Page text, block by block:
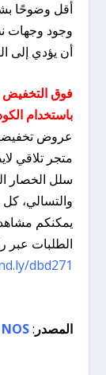
أقل وضوحًا
وجود وجهات
أن يؤدي إلى
باستخدام
عروض
متجر تلاقي
سلل الخصار
والتسالي،
يمكنكم
الطلبات عبر
dbd271
المصدر :
NOS